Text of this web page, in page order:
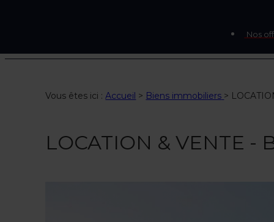
Nos
Vous êtes ici :Accueil > Biens immobiliers >
LOCATION & VENTE -